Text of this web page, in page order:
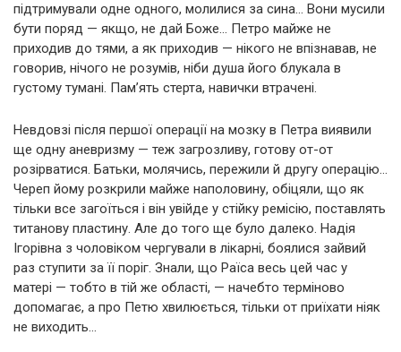
підтримували одне одного, молилися за сина… Вони мусили
бути поряд — якщо, не дай Боже… Петро майже не
приходив до тями, а як приходив — нікого не впізнавав, не
говорив, нічого не розумів, ніби душа його блукала в
густому тумані. Пам’ять стерта, навички втрачені.
Невдовзі після першої операції на мозку в Петра виявили
ще одну аневризму — теж загрозливу, готову от-от
розірватися. Батьки, молячись, пережили й другу операцію…
Череп йому розкрили майже наполовину, обіцяли, що як
тільки все загоїться і він увійде у стійку ремісію, поставлять
титанову пластину. Але до того ще було далеко. Надія
Ігорівна з чоловіком чергували в лікарні, боялися зайвий
раз ступити за її поріг. Знали, що Раїса весь цей час у
матері — тобто в тій же області, — начебто терміново
допомагає, а про Петю хвилюється, тільки от приїхати ніяк
не виходить…